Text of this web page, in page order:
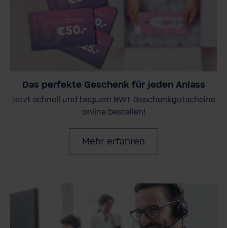
Das perfekte Geschenk für jeden Anlass
Jetzt schnell und bequem BWT Geschenkgutscheine
online bestellen!
Mehr erfahren